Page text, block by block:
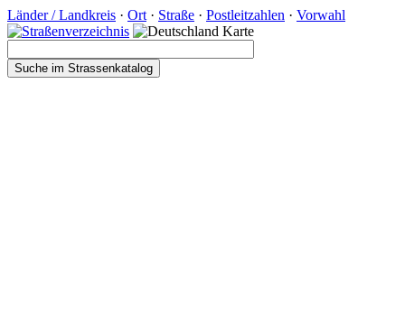
Länder / Landkreis · Ort · Straße · Postleitzahlen · Vorwahl